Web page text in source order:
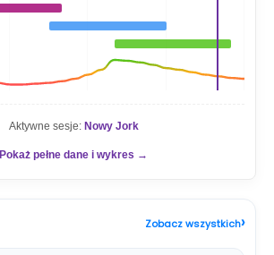
Aktywne sesje: Nowy Jork
Pokaż pełne dane i wykres →
Zobacz wszystkich›